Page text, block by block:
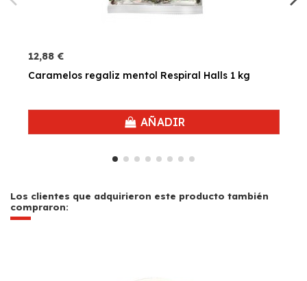
12,88 €
Caramelos regaliz mentol Respiral Halls 1 kg
AÑADIR
Los clientes que adquirieron este producto también
compraron: